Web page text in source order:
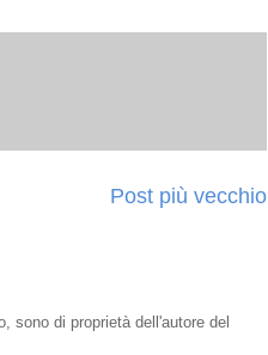
Post più vecchio
sono di proprietà dell'autore del